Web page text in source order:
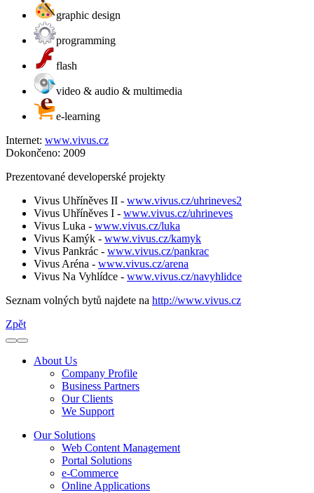
graphic design
programming
flash
video & audio & multimedia
e-learning
Internet: www.vivus.cz
Dokončeno: 2009
Prezentované developerské projekty
Vivus Uhříněves II - www.vivus.cz/uhrineves2
Vivus Uhříněves I - www.vivus.cz/uhrineves
Vivus Luka - www.vivus.cz/luka
Vivus Kamýk - www.vivus.cz/kamyk
Vivus Pankrác - www.vivus.cz/pankrac
Vivus Aréna - www.vivus.cz/arena
Vivus Na Vyhlídce - www.vivus.cz/navyhlidce
Seznam volných bytů najdete na http://www.vivus.cz
Zpět
About Us
Company Profile
Business Partners
Our Clients
We Support
Our Solutions
Web Content Management
Portal Solutions
e-Commerce
Online Applications